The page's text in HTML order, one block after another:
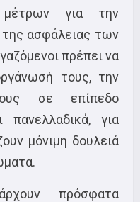
μέτρων για την
της ασφάλειας των
πρέπει να
τους, την
σε επίπεδο
πανελλαδικά, για
μόνιμη δουλειά
πρόσφατα